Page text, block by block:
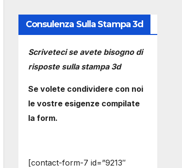
Consulenza Sulla Stampa 3d
Scriveteci se avete bisogno di
risposte sulla stampa 3d
Se volete condividere con noi
le vostre esigenze compilate
la form.
[contact-form-7 id=”9213″